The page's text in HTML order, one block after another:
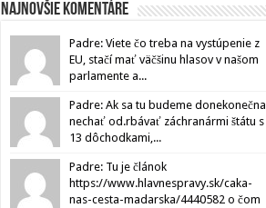
Najnovšie komentáre
Padre: Viete čo treba na vystúpenie z
EU, stačí mať väčšinu hlasov v našom
parlamente a...
Padre: Ak sa tu budeme donekonečna
nechať od.rbávať záchranármi štátu s
13 dôchodkami,...
Padre: Tu je článok
https://www.hlavnespravy.sk/caka-
nas-cesta-madarska/4440582 o čom